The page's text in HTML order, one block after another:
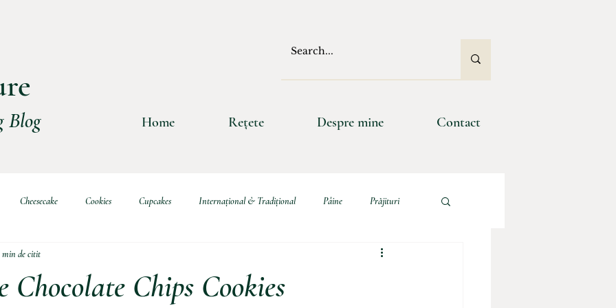
Blog Home Rețete Despre mine Contact
Cheesecake Cookies Cupcakes Internațional & Tradițional Pâine Prăjituri
Chocolate Chips Cookies
min de citit